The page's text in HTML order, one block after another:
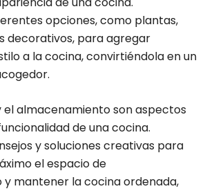
opciones, como plantas,
decorativos, para agregar
a la cocina, convirtiéndola en un
el almacenamiento son aspectos
de una cocina.
y soluciones creativas para
el espacio de
mantener la cocina ordenada,